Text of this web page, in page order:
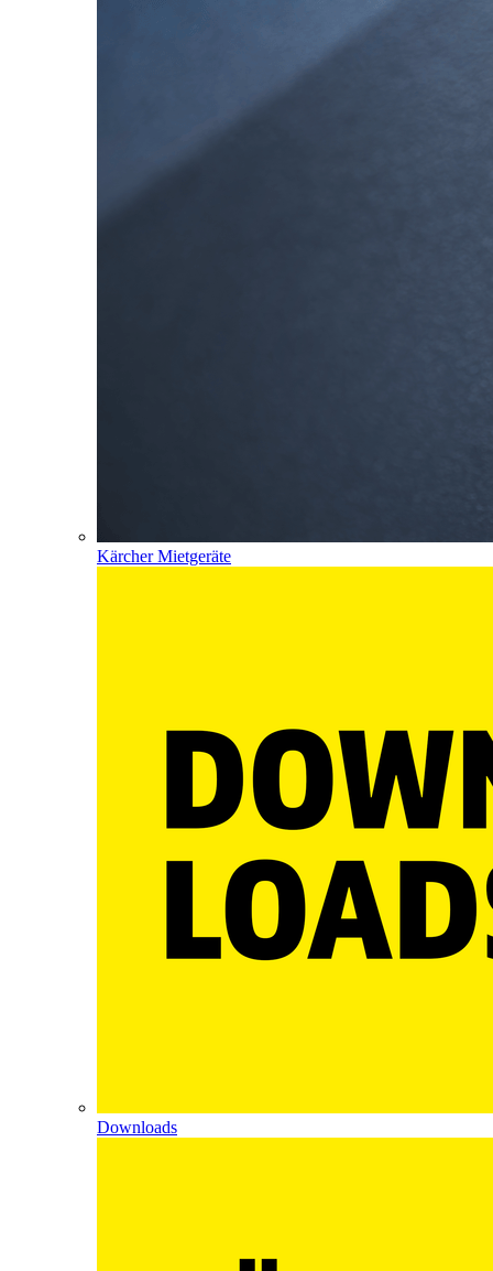
Kärcher Mietgeräte
Downloads